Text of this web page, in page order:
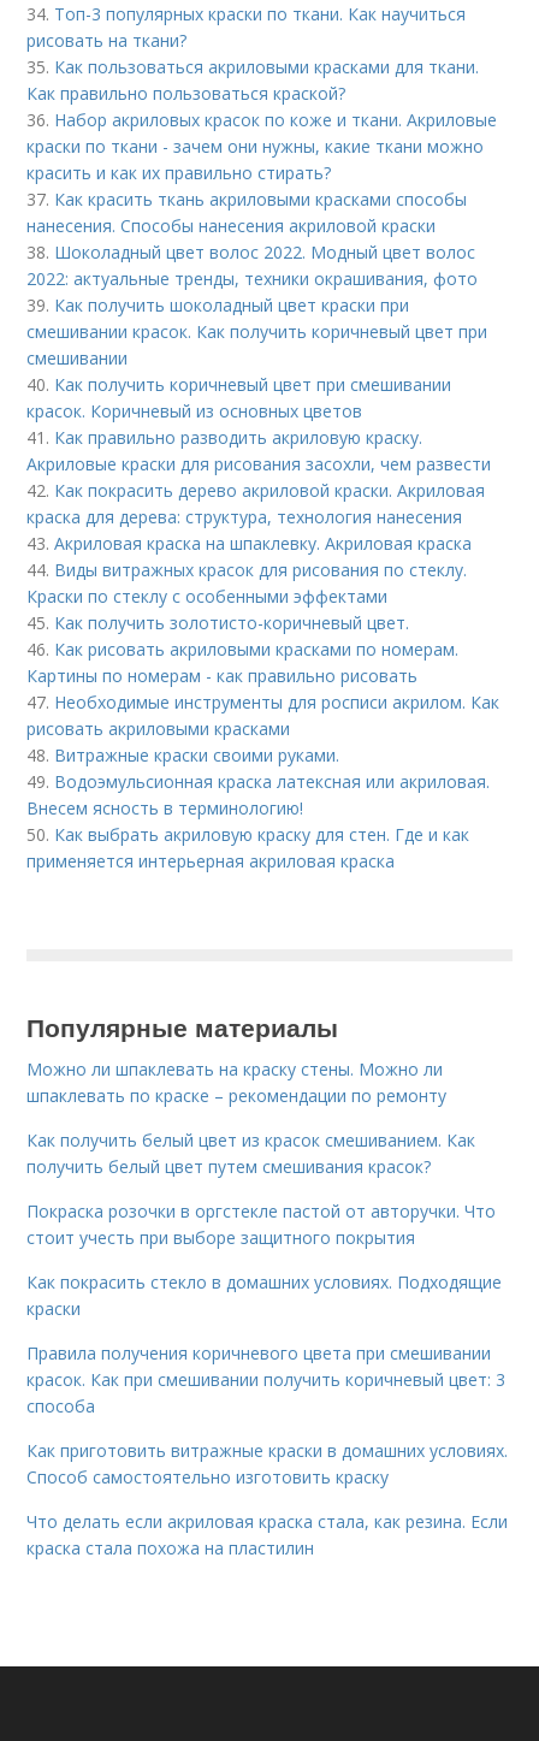
34. Топ-3 популярных краски по ткани. Как научиться
рисовать на ткани?
35. Как пользоваться акриловыми красками для ткани.
Как правильно пользоваться краской?
36. Набор акриловых красок по коже и ткани. Акриловые
краски по ткани - зачем они нужны, какие ткани можно
красить и как их правильно стирать?
37. Как красить ткань акриловыми красками способы
нанесения. Способы нанесения акриловой краски
38. Шоколадный цвет волос 2022. Модный цвет волос
2022: актуальные тренды, техники окрашивания, фото
39. Как получить шоколадный цвет краски при
смешивании красок. Как получить коричневый цвет при
смешивании
40. Как получить коричневый цвет при смешивании
красок. Коричневый из основных цветов
41. Как правильно разводить акриловую краску.
Акриловые краски для рисования засохли, чем развести
42. Как покрасить дерево акриловой краски. Акриловая
краска для дерева: структура, технология нанесения
43.Акриловая краска на шпаклевку. Акриловая краска
44. Виды витражных красок для рисования по стеклу.
Краски по стеклу с особенными эффектами
45. Как получить золотисто-коричневый цвет.
46. Как рисовать акриловыми красками по номерам.
Картины по номерам - как правильно рисовать
47. Необходимые инструменты для росписи акрилом. Как
рисовать акриловыми красками
48. Витражные краски своими руками.
49. Водоэмульсионная краска латексная или акриловая.
Внесем ясность в терминологию!
50. Как выбрать акриловую краску для стен. Где и как
применяется интерьерная акриловая краска
Популярные материалы
Можно ли шпаклевать на краску стены. Можно ли
шпаклевать по краске – рекомендации по ремонту
Как получить белый цвет из красок смешиванием. Как
получить белый цвет путем смешивания красок?
Покраска розочки в оргстекле пастой от авторучки. Что
стоит учесть при выборе защитного покрытия
Как покрасить стекло в домашних условиях. Подходящие
краски
Правила получения коричневого цвета при смешивании
красок. Как при смешивании получить коричневый цвет: 3
способа
Как приготовить витражные краски в домашних условиях.
Способ самостоятельно изготовить краску
Что делать если акриловая краска стала, как резина. Если
краска стала похожа на пластилин